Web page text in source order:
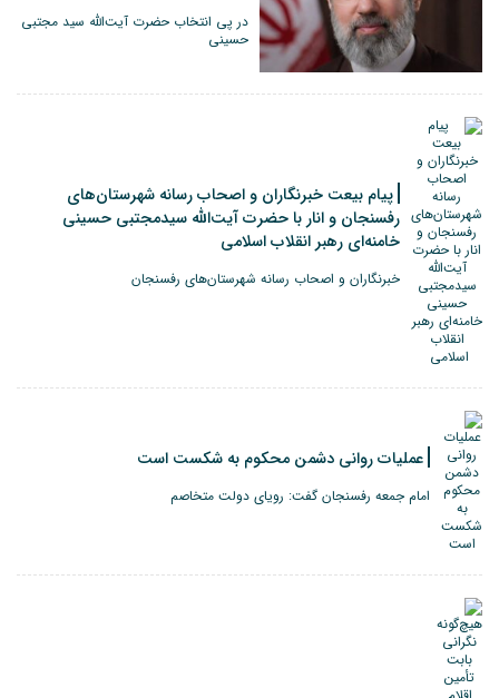
در پی انتخاب حضرت آیت‌الله سید مجتبی
حسینی
پیام بیعت خبرنگاران و اصحاب رسانه شهرستان‌های
رفسنجان و انار با حضرت آیت‌الله سیدمجتبی حسینی
خامنه‌ای رهبر انقلاب اسلامی
خبرنگاران و اصحاب رسانه شهرستان‌های رفسنجان
عملیات روانی دشمن محکوم به شکست است
امام جمعه رفسنجان گفت: رویای دولت متخاصم